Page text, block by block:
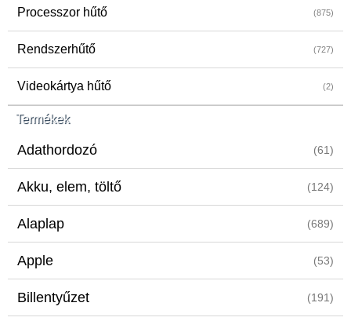
Processzor hűtő (875)
Rendszerhűtő (727)
Videokártya hűtő (2)
Termékek
Adathordozó (61)
Akku, elem, töltő (124)
Alaplap (689)
Apple (53)
Billentyűzet (191)